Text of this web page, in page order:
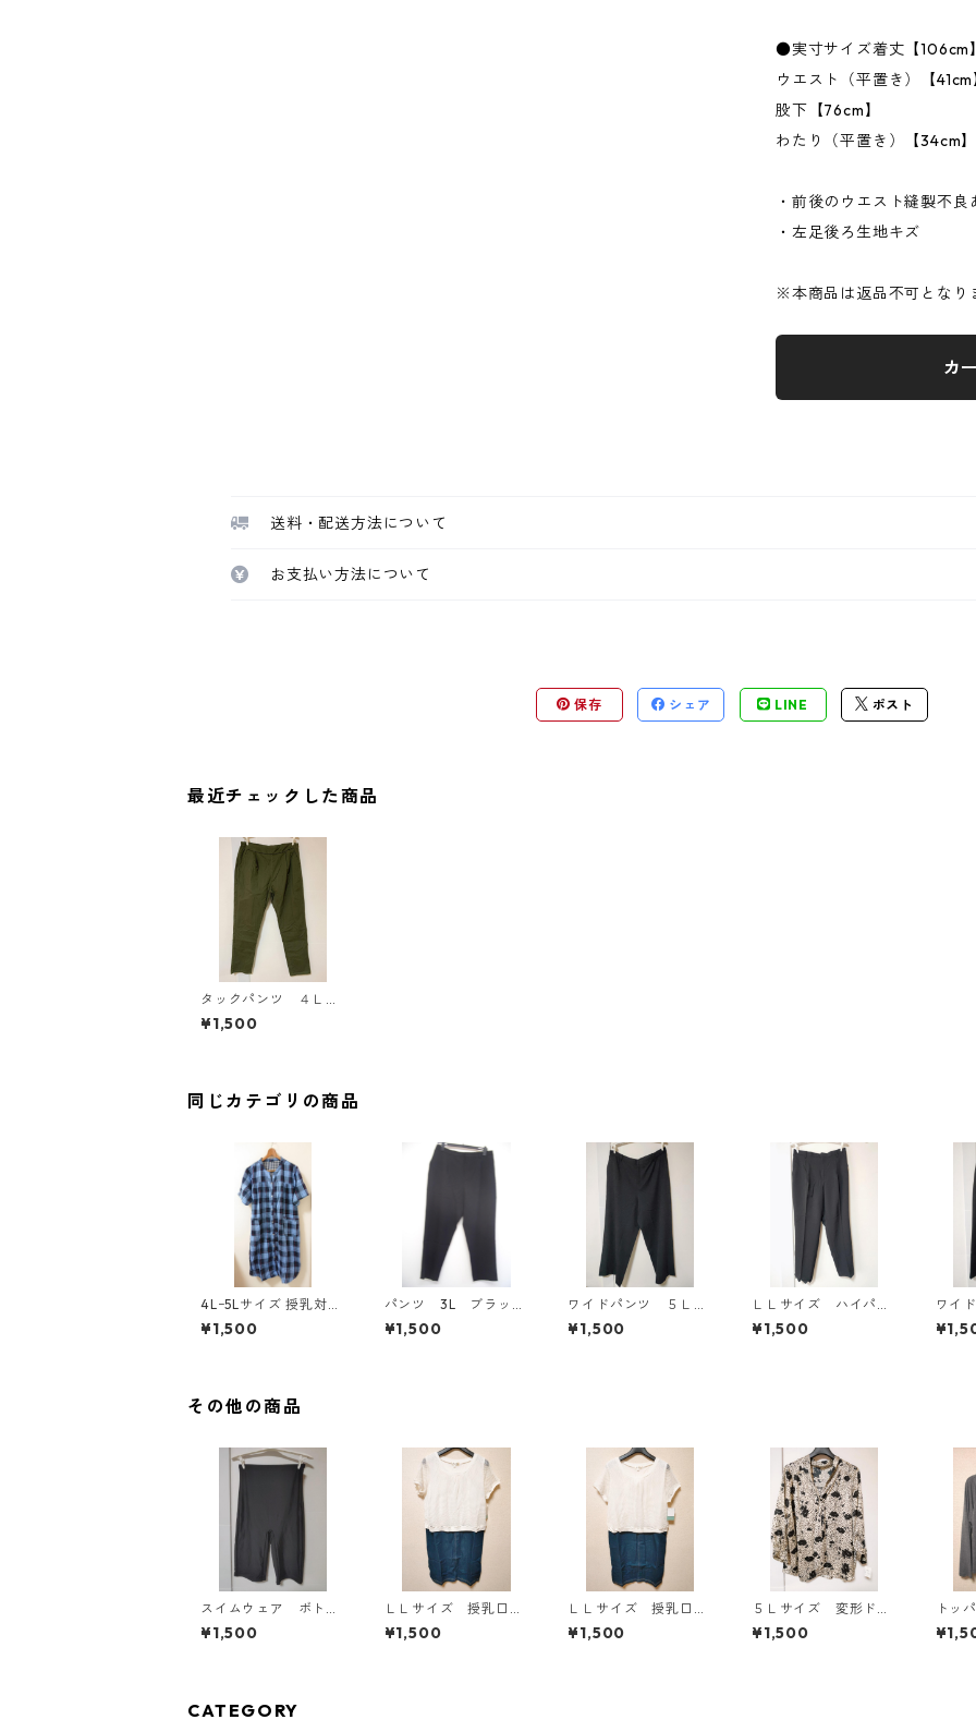
●実寸サイズ着丈【106cm】
ウエスト（平置き）【41cm
股下【76cm】
わたり（平置き）【34cm】
・前後のウエスト縫製不良
・左足後ろ生地キズ
※本商品は返品不可となり
カ
送料・配送方法について
お支払い方法について
保存 シェア LINE ポスト
最近チェックした商品
タックパンツ ４Ｌ
カーキ KAE-4358
¥1,500
同じカテゴリの商品
4Lｰ5Lサイズ 授乳対応
チェック柄 半袖ルーム
ウェア マタニティ ブ
¥1,500
パンツ 3L ブラッ
ク IY-4525
¥1,500
ワイドパンツ ５Ｌ
ブラック KAE-4725
¥1,500
ＬＬサイズ ハイパー
ストレッチ センター
プレスパンツ ブラッ
¥1,500
ワイ
ブラ
その他の商品
スイムウェア ボト
ム ３Ｌ ブラック
KAE-4563
¥1,500
ＬＬサイズ 授乳口付
き マタニティ ドッ
キングワンピース ホ
¥1,500
ＬＬサイズ 授乳口付
き マタニティ ドッ
キングワンピース ホ
¥1,500
５Ｌサイズ 変形ドッ
ト 花柄 ボウタイブ
ラウス オフホワイ
¥1,500
トッ
ン
AE-
CATEGORY